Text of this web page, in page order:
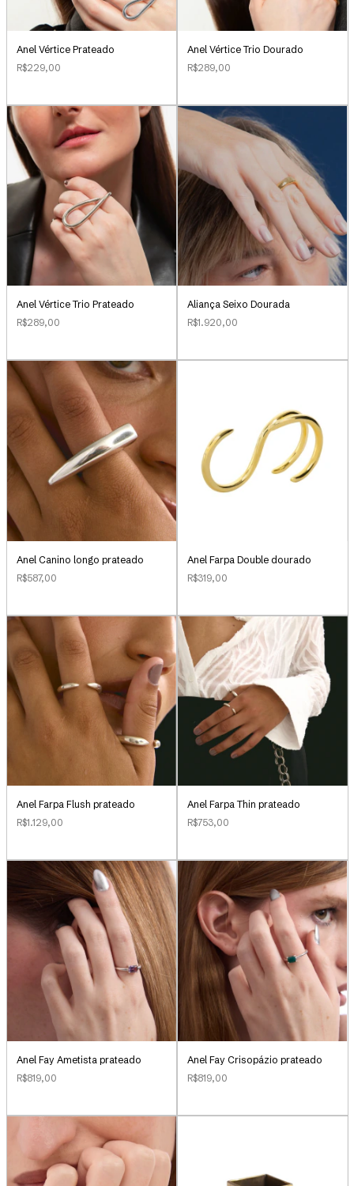
Anel Vértice Prateado
R$229,00
Anel Vértice Trio Dourado
R$289,00
Anel Vértice Trio Prateado
R$289,00
Aliança Seixo Dourada
R$1.920,00
Anel Canino longo prateado
R$587,00
Anel Farpa Double dourado
R$319,00
Anel Farpa Flush prateado
R$1.129,00
Anel Farpa Thin prateado
R$753,00
Anel Fay Ametista prateado
R$819,00
Anel Fay Crisopázio prateado
R$819,00